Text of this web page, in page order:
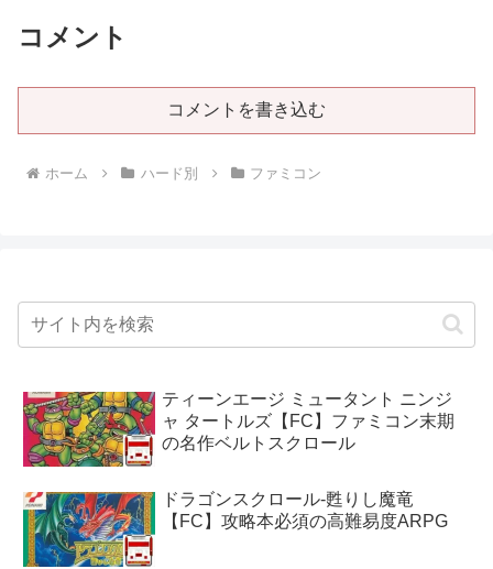
コメント
コメントを書き込む
ホーム ハード別 ファミコン
ティーンエージ ミュータント ニンジ
ャ タートルズ【FC】ファミコン末期
の名作ベルトスクロール
ドラゴンスクロール-甦りし魔竜
【FC】攻略本必須の高難易度ARPG